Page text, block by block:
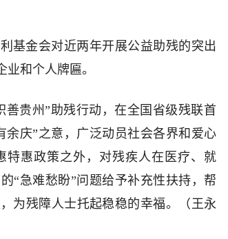
基金会对近两年开展公益助残的突出
和个人牌匾。
善贵州”助残行动，在全国省级残联首
庆”之意，广泛动员社会各界和爱心
特惠政策之外，对残疾人在医疗、就
“急难愁盼”问题给予补充性扶持，帮
为残障人士托起稳稳的幸福。（王永